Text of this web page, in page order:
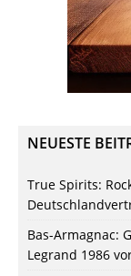
NEUESTE
True Spirits:
Bas-Armagnac:
Legrand 1986